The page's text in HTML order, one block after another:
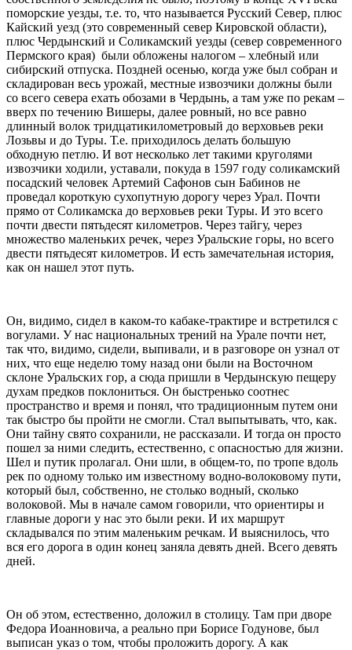
поморские уезды, т.е. то, что называется Русский Север, плюс
Кайский уезд (это современный север Кировской области),
плюс Чердынский и Соликамский уезды (север современного
Пермского края) были обложены налогом – хлебный или
сибирский отпуска. Поздней осенью, когда уже был собран и
складирован весь урожай, местные извозчики должны были
со всего севера ехать обозами в Чердынь, а там уже по рекам –
вверх по течению Вишеры, далее ровный, но все равно
длинный волок тридцатикилометровый до верховьев реки
Лозьвы и до Туры. Т.е. приходилось делать большую
обходную петлю. И вот несколько лет такими круголями
извозчики ходили, уставали, покуда в 1597 году соликамский
посадский человек Артемий Сафонов сын Бабинов не
проведал короткую сухопутную дорогу через Урал. Почти
прямо от Соликамска до верховьев реки Туры. И это всего
почти двести пятьдесят километров. Через тайгу, через
множество маленьких речек, через Уральские горы, но всего
двести пятьдесят километров. И есть замечательная история,
как он нашел этот путь.
Он, видимо, сидел в каком-то кабаке-трактире и встретился с
вогулами. У нас национальных трений на Урале почти нет,
так что, видимо, сидели, выпивали, и в разговоре он узнал от
них, что еще неделю тому назад они были на Восточном
склоне Уральских гор, а сюда пришли в Чердынскую пещеру
духам предков поклониться. Он быстренько соотнес
пространство и время и понял, что традиционным путем они
так быстро бы пройти не смогли. Стал выпытывать, что, как.
Они тайну свято сохранили, не рассказали. И тогда он просто
пошел за ними следить, естественно, с опасностью для жизни.
Шел и путик пролагал. Они шли, в общем-то, по тропе вдоль
рек по одному только им известному водно-волоковому пути,
который был, собственно, не столько водный, сколько
волоковой. Мы в начале самом говорили, что ориентиры и
главные дороги у нас это были реки. И их маршрут
складывался по этим маленьким речкам. И выяснилось, что
вся его дорога в один конец заняла девять дней. Всего девять
дней.
Он об этом, естественно, доложил в столицу. Там при дворе
Федора Иоанновича, а реально при Борисе Годунове, был
выписан указ о том, чтобы проложить дорогу. А как